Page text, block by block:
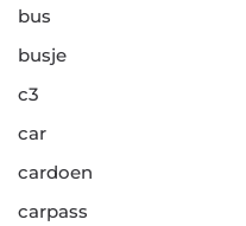
bus
busje
c3
car
cardoen
carpass